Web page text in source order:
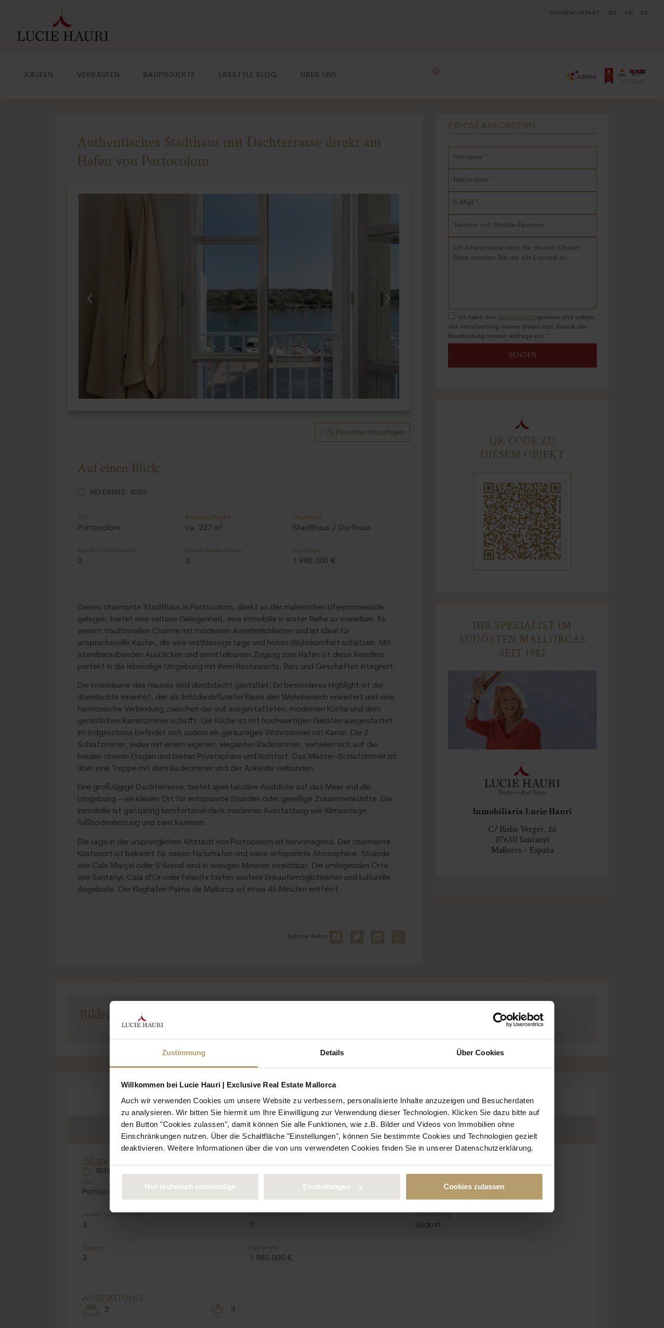
Zustimmung Details Über Cookies
Willkommen bei Lucie Hauri | Exclusive Real Estate Mallorca
Auch wir verwenden Cookies um unsere Website zu verbessern, personalisierte Inhalte anzuzeigen und Besucherdaten
zu analysieren. Wir bitten Sie hiermit um Ihre Einwilligung zur Verwendung dieser Technologien. Klicken Sie dazu bitte auf
den Button "Cookies zulassen", damit können Sie alle Funktionen, wie z.B. Bilder und Videos von Immobilien ohne
Einschränkungen nutzen. Über die Schaltfläche "Einstellungen", können Sie bestimmte Cookies und Technologien gezielt
deaktivieren. Weitere Informationen über die von uns verwendeten Cookies finden Sie in unserer Datenschutzerklärung.
Nur technisch notwendige Einstellungen Cookies zulassen
DE EN ES
HOME KONTAKT
KAUFEN VERKAUFEN BAUPROJEKTE LIFESTYLE BLOG ÜBER UNS 0
Authentisches Stadthaus mit Dachterrasse direkt am
Hafen von Portocolom
Zu Favoriten hinzufügen
Auf einen Blick:
REFERENZ: 4055
Ort
Portocolom
Bebaute Fläche
ca. 227 m²
Objektart
Stadthaus / Dorfhaus
Anzahl Schlafzimmer
3
Anzahl Badezimmer
3
Kaufpreis
1.980.000 €
Dieses charmante Stadthaus in Portocolom, direkt an der malerischen Uferpromenade
gelegen, bietet eine seltene Gelegenheit, eine Immobilie in erster Reihe zu erwerben. Es
vereint traditionellen Charme mit modernen Annehmlichkeiten und ist ideal für
anspruchsvolle Käufer, die eine erstklassige Lage und hohen Wohnkomfort schätzen. Mit
atemberaubenden Ausblicken und unmittelbarem Zugang zum Hafen ist diese Residenz
perfekt in die lebendige Umgebung mit ihren Restaurants, Bars und Geschäften integriert.
Die Innenräume des Hauses sind durchdacht gestaltet. Ein besonderes Highlight ist der
überdachte Innenhof, der als lichtdurchfluteter Raum den Wohnbereich erweitert und eine
harmonische Verbindung zwischen der voll ausgestatteten, modernen Küche und dem
gemütlichen Kaminzimmer schafft. Die Küche ist mit hochwertigen Geräten ausgestattet.
Im Erdgeschoss befindet sich zudem ein geräumiges Wohnzimmer mit Kamin. Die 2
Schlafzimmer, jedes mit einem eigenen, eleganten Badezimmer, verteilen sich auf die
beiden oberen Etagen und bieten Privatsphäre und Komfort. Das Master-Schlafzimmer ist
über eine Treppe mit dem Badezimmer und der Ankleide verbunden.
Eine großzügige Dachterrasse, bietet spektakuläre Ausblicke auf das Meer und die
Umgebung – ein idealer Ort für entspannte Stunden oder gesellige Zusammenkünfte. Die
Immobilie ist ganzjährig komfortabel dank moderner Ausstattung wie Klimaanlage,
Fußbodenheizung und zwei Kaminen.
Die Lage in der ursprünglichen Altstadt von Portocolom ist hervorragend. Der charmante
Küstenort ist bekannt für seinen Naturhafen und seine entspannte Atmosphäre. Strände
wie Cala Marçal oder S’Arenal sind in wenigen Minuten erreichbar. Die umliegenden Orte
wie Santanyí, Cala d’Or oder Felanitx bieten weitere Einkaufsmöglichkeiten und kulturelle
Angebote. Der Flughafen Palma de Mallorca ist etwa 45 Minuten entfernt.
Exposé teilen:
EXPOSÉ ANFORDERN
Ich habe den Datenschutz gelesen und willige
der Verarbeitung meiner Daten zum Zweck der
Bearbeitung meiner Anfrage ein. *
SENDEN
QR CODE ZU
DIESEM OBJEKT
IHR SPEZIALIST IM
SÜDOSTEN MALLORCAS
SEIT 1982
Inmobiliaria Lucie Hauri
C/ Bisbe Verger, 26
07650 Santanyí
Mallorca – España
Bilder: